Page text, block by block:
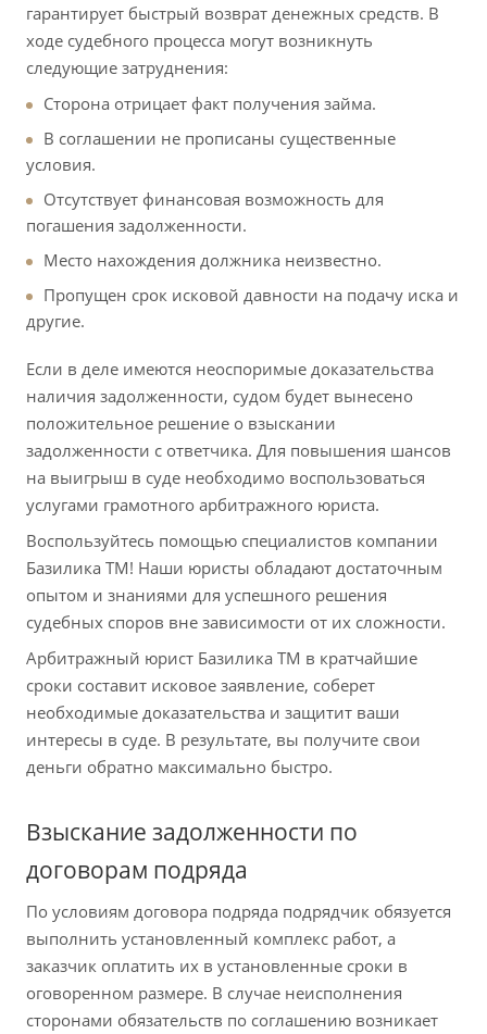
гарантирует быстрый возврат денежных средств. В
ходе судебного процесса могут возникнуть
следующие затруднения:
Сторона отрицает факт получения займа.
В соглашении не прописаны существенные
условия.
Отсутствует финансовая возможность для
погашения задолженности.
Место нахождения должника неизвестно.
Пропущен срок исковой давности на подачу иска и
другие.
Если в деле имеются неоспоримые доказательства
наличия задолженности, судом будет вынесено
положительное решение о взыскании
задолженности с ответчика. Для повышения шансов
на выигрыш в суде необходимо воспользоваться
услугами грамотного арбитражного юриста.
Воспользуйтесь помощью специалистов компании
Базилика ТМ! Наши юристы обладают достаточным
опытом и знаниями для успешного решения
судебных споров вне зависимости от их сложности.
Арбитражный юрист Базилика ТМ в кратчайшие
сроки составит исковое заявление, соберет
необходимые доказательства и защитит ваши
интересы в суде. В результате, вы получите свои
деньги обратно максимально быстро.
Взыскание задолженности по
договорам подряда
По условиям договора подряда подрядчик обязуется
выполнить установленный комплекс работ, а
заказчик оплатить их в установленные сроки в
оговоренном размере. В случае неисполнения
сторонами обязательств по соглашению возникает